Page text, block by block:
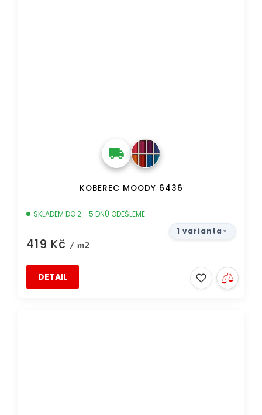
KOBEREC MOODY 6436
SKLADEM DO 2 - 5 DNŮ ODEŠLEME
419 Kč / m2
DETAIL
1 varianta